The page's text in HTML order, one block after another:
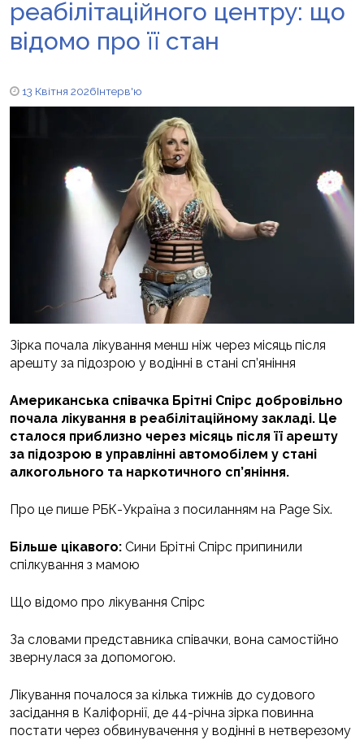
реабілітаційного центру: що
відомо про її стан
13 Квітня 2026Інтерв'ю
Зірка почала лікування менш ніж через місяць після
арешту за підозрою у водінні в стані сп’яніння
Американська співачка Брітні Спірс добровільно
почала лікування в реабілітаційному закладі. Це
сталося приблизно через місяць після її арешту
за підозрою в управлінні автомобілем у стані
алкогольного та наркотичного сп’яніння.
Про це пише РБК-Україна з посиланням на Page Six.
Більше цікавого: Сини Брітні Спірс припинили
спілкування з мамою
Що відомо про лікування Спірс
За словами представника співачки, вона самостійно
звернулася за допомогою.
Лікування почалося за кілька тижнів до судового
засідання в Каліфорнії, де 44-річна зірка повинна
постати через обвинувачення у водінні в нетверезому